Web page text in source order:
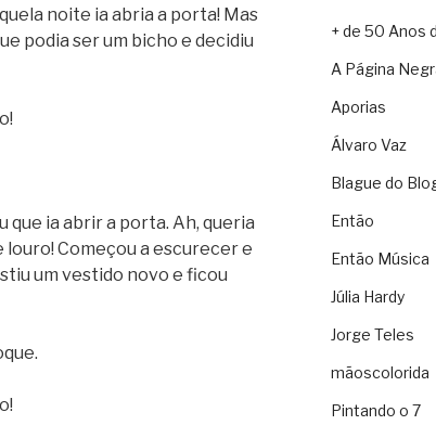
noite ia abria a porta! Mas
podia ser um bicho e decidiu
ia abrir a porta. Ah, queria
Começou a escurecer e
um vestido novo e ficou
+ de 50 Anos
A Página
Aporias
Álvaro Vaz
Blague do
Então
Então Música
Júlia Hardy
Jorge Teles
mãoscolorida
Pintando o 7